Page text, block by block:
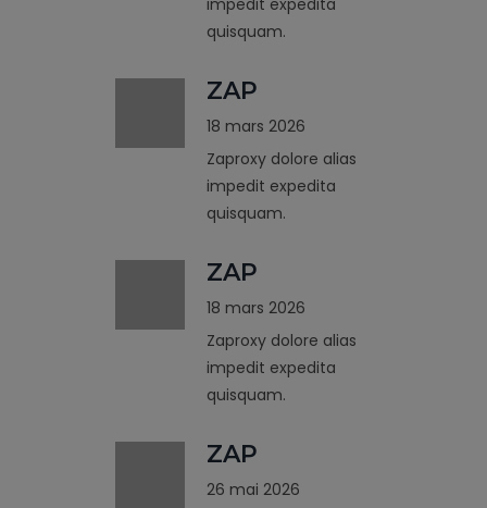
quisquam.
ZAP
18 mars 2026
Zaproxy dolore alias
impedit expedita
quisquam.
ZAP
18 mars 2026
Zaproxy dolore alias
impedit expedita
quisquam.
ZAP
26 mai 2026